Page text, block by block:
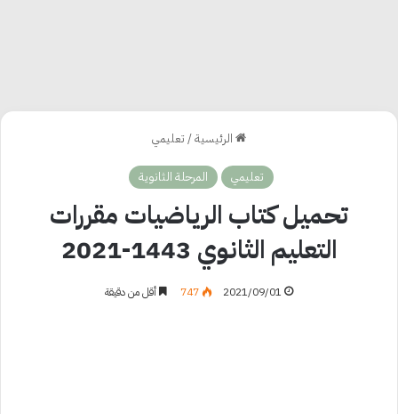
الرئيسية/ تعليمي
تعليمي المرحلة الثانوية
تحميل كتاب الرياضيات مقررات
التعليم الثانوي 1443-2021
2021/09/01
747 أقل من دقيقة